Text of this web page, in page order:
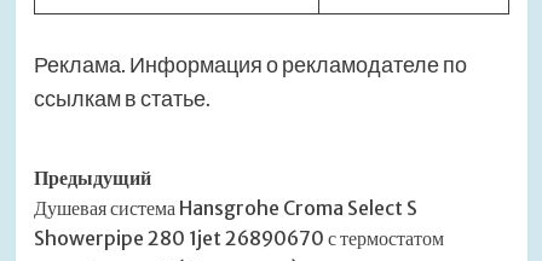
Реклама. Информация о рекламодателе по
ссылкам в статье.
Навигация
записи
Предыдущий
Душевая система Hansgrohe Croma Select S
Showerpipe 280 1jet 26890670 с термостатом